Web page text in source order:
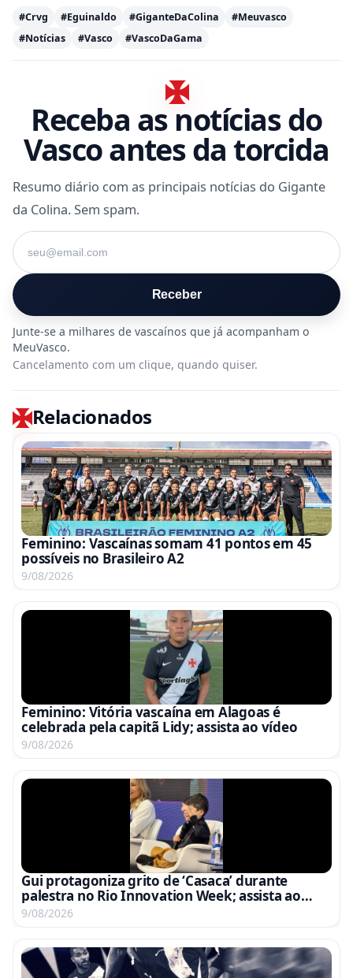
#Crvg
#Eguinaldo #GiganteDaColina
#Meuvasco
#Notícias
#Vasco #VascoDaGama
Receba as notícias do
Vasco antes da torcida
Resumo diário com as principais notícias do Gigante
da Colina. Sem spam.
Seu e-mail
Receber
Cancelamento com um clique, quando quiser.
Relacionados
Feminino: Vascaínas somam 41 pontos em 45
possíveis no Brasileiro A2
9/08/2026
Feminino: Vitória vascaína em Alagoas é
celebrada pela capitã Lidy; assista ao vídeo
9/08/2026
Gui protagoniza grito de ‘Casaca’ durante
palestra no Rio Innovation Week; assista ao
vídeo
9/08/2026